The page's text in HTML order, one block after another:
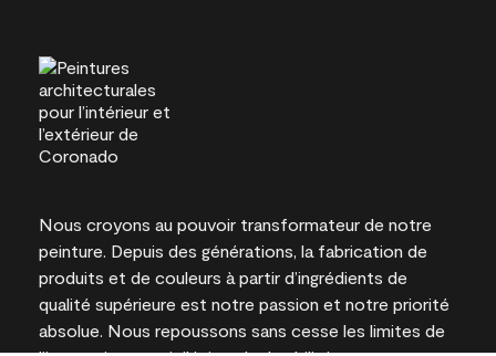
Nous croyons au pouvoir transformateur de notre
peinture. Depuis des générations, la fabrication de
produits et de couleurs à partir d’ingrédients de
qualité supérieure est notre passion et notre priorité
absolue. Nous repoussons sans cesse les limites de